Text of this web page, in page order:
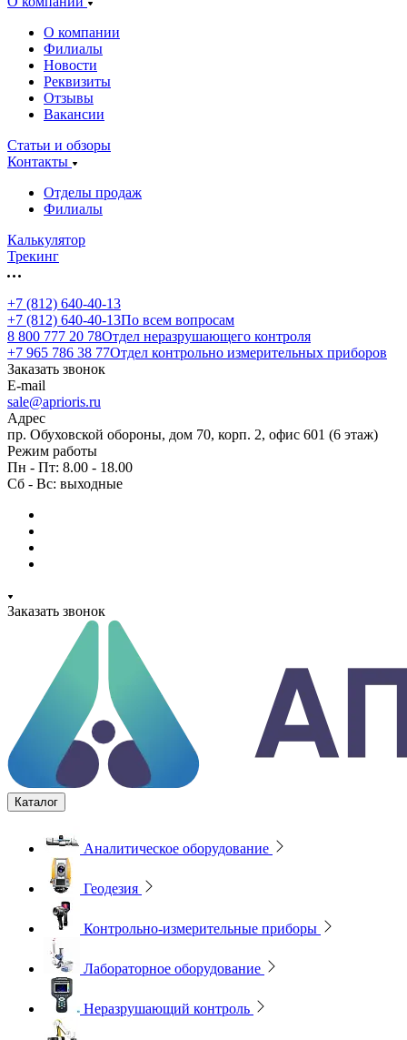
О компании
Филиалы
Новости
Реквизиты
Отзывы
Вакансии
Статьи и обзоры
Контакты
Отделы продаж
Филиалы
Калькулятор
Трекинг
+7 (812) 640-40-13
+7 (812) 640-40-13По всем вопросам
8 800 777 20 78Отдел неразрушающего контроля
+7 965 786 38 77Отдел контрольно измерительных приборов
Заказать звонок
E-mail
sale@aprioris.ru
Адрес
пр. Обуховской обороны, дом 70, корп. 2, офис 601 (6 этаж)
Режим работы
Пн - Пт: 8.00 - 18.00
Сб - Вс: выходные
Заказать звонок
Каталог
Аналитическое оборудование
Геодезия
Контрольно-измерительные приборы
Лабораторное оборудование
Неразрушающий контроль